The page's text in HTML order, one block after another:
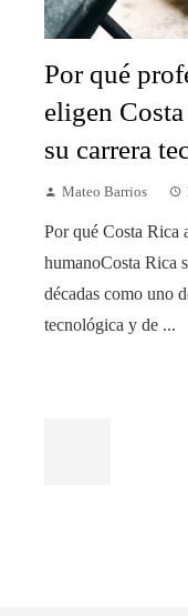
Por qué
eligen
su carrera
Mateo Barrios
Por qué Costa Rica
humanoCosta Rica
décadas como uno
tecnológica y de ...